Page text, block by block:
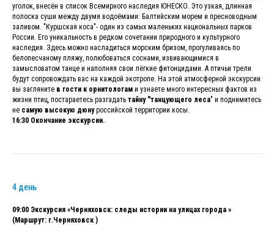
уголок, внесён в список Всемирного наследия ЮНЕСКО. Это узкая, длинная
полоска суши между двумя водоёмами: Балтийским морем и пресноводным
заливом. "Куршская коса"- один из самых маленьких национальных парков
России. Его уникальность в редком сочетании природного и культурного
наследия. Здесь можно насладиться морским бризом, прогуливаясь по
белопесчаному пляжу, полюбоваться соснами, извивающимися в
замысловатом танце и наполняя свои лёгкие фитонцидами. А птичьи трели
будут сопровождать вас на каждой экотропе. На этой атмосферной экскурсии
вы загляните в гости к орнитологам и узнаете много интересных фактов из
жизни птиц, постараетесь разгадать тайну "танцующего леса" и поднимитесь
не самую высокую дюнуроссийской территории косы.
16:30 Окончание экскурсии.
4 день
09:00 Экскурсия «Черняховск: следы истории на улицах города »
(Маршрут: г.Черняховск )